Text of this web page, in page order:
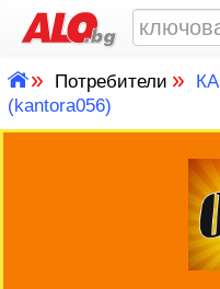
» Потребители»
(kantora056)